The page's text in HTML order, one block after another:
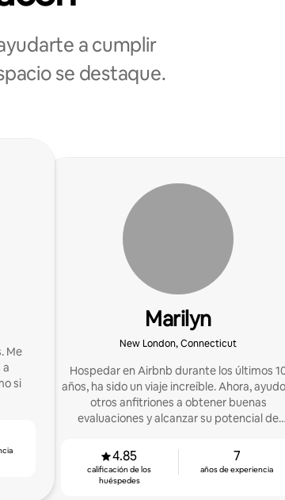
a cumplir
se destaque.
Me
a
si
Marilyn
New London, Connecticut
Hospedar en Airbnb durante los últimos
años, ha sido un viaje increíble. Ahora,
otros anfitriones a obtener buenas
evaluaciones y alcanzar su potencial de
4.85
calificación de los
huéspedes
7
años de experiencia